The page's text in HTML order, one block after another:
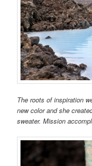
The roots of inspiration
new color andshe
sweater.Mission